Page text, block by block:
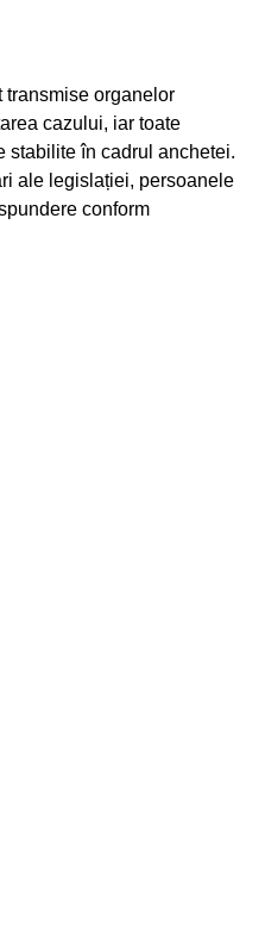
transmise organelor
cazului, iar toate
stabilite în cadrul anchetei.
ale legislației, persoanele
conform